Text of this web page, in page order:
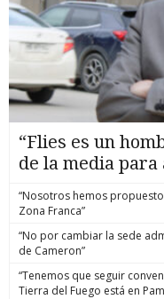
“Flies es un
de la media para
“Nosotros hemos
Zona Franca”
“No por cambiar la sede
de Cameron”
“Tenemos que seguir
Tierra del Fuego está en